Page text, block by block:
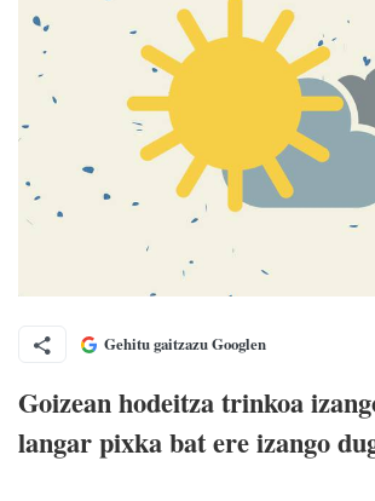
Gehitu gaitzazu Googlen
Goizean hodeitza trinkoa
langar pixka bat ere izango